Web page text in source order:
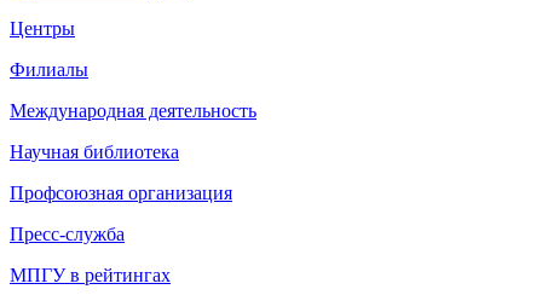
Центры
Филиалы
Международная деятельность
Научная библиотека
Профсоюзная организация
Пресс-служба
МПГУ в рейтингах